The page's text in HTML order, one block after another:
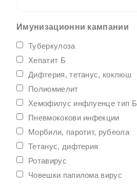
Имунизационни кампании
Туберкулоза
Хепатит Б
Дифтерия, тетанус, коклюш
Полиомиелит
Хемофилус инфлуенце тип Б
Пневмококови инфекции
Морбили, паротит, рубеола
Тетанус, дифтерия
Ротавирус
Човешки папилома вирус